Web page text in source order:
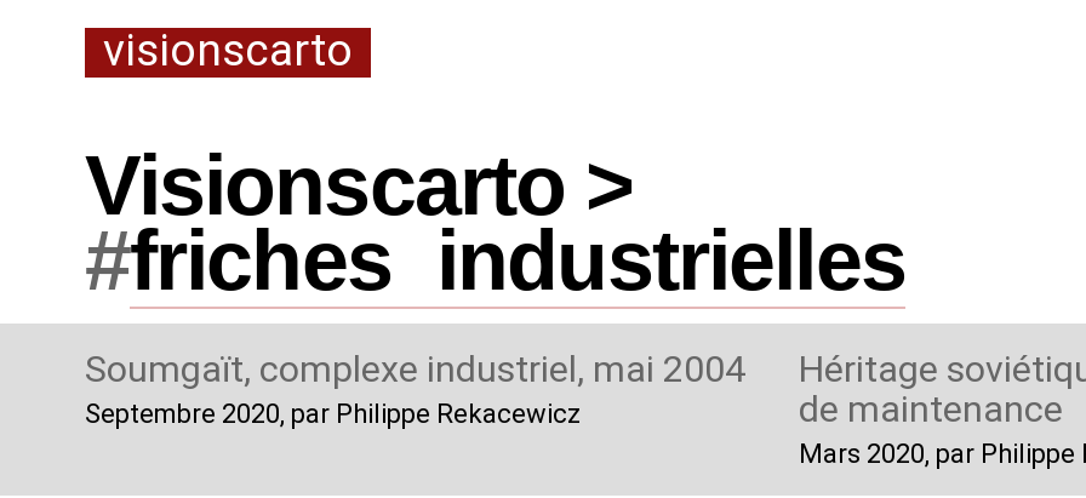
visionscarto
Visionscarto >
#friches industrielles
Soumgaït, complexe industriel, mai 2004
Septembre 2020, par Philippe Rekacewicz
Héritage
de maintenance
Mars 2020, par